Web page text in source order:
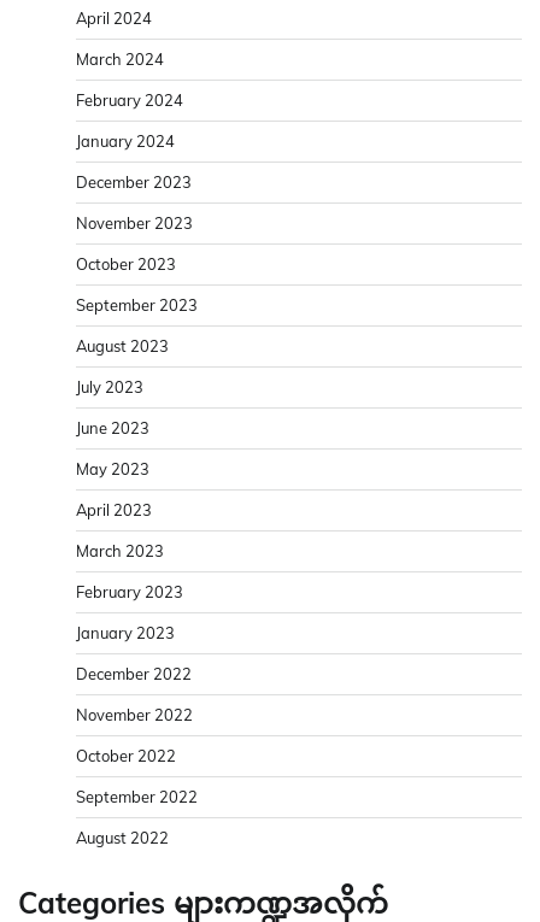
April 2024
March 2024
February 2024
January 2024
December 2023
November 2023
October 2023
September 2023
August 2023
July 2023
June 2023
May 2023
April 2023
March 2023
February 2023
January 2023
December 2022
November 2022
October 2022
September 2022
August 2022
Categories များကဏ္ဍအလိုက်